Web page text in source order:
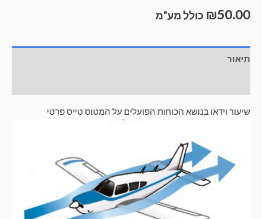
₪ כולל מע"מ
וידאו בנושא הכוחות הפועלים על המטוס טייס פרטי